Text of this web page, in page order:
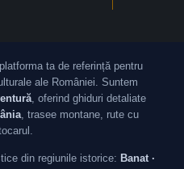
ta de referință pentru
ale României. Suntem
, oferind ghiduri detaliate
, trasee montane, rute cu
din regiunile istorice: Banat ·